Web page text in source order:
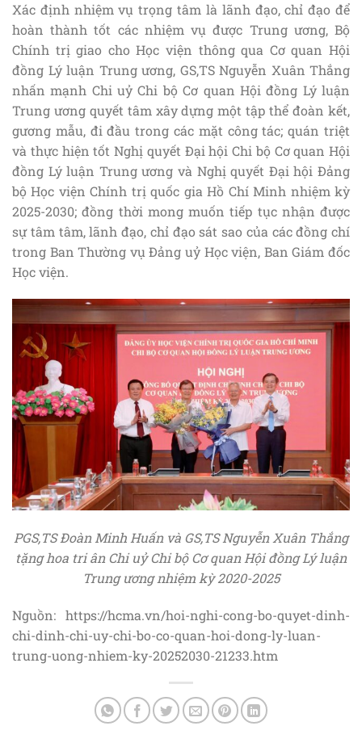
Xác định nhiệm vụ trọng tâm là lãnh đạo, chỉ đạo để
hoàn thành tốt các nhiệm vụ được Trung ương, Bộ
Chính trị giao cho Học viện thông qua Cơ quan Hội
đồng Lý luận Trung ương, GS,TS Nguyễn Xuân Thắng
nhấn mạnh Chi uỷ Chi bộ Cơ quan Hội đồng Lý luận
Trung ương quyết tâm xây dựng một tập thể đoàn kết,
gương mẫu, đi đầu trong các mặt công tác; quán triệt
và thực hiện tốt Nghị quyết Đại hội Chi bộ Cơ quan Hội
đồng Lý luận Trung ương và Nghị quyết Đại hội Đảng
bộ Học viện Chính trị quốc gia Hồ Chí Minh nhiệm kỳ
2025-2030; đồng thời mong muốn tiếp tục nhận được
sự tâm tâm, lãnh đạo, chỉ đạo sát sao của các đồng chí
trong Ban Thường vụ Đảng uỷ Học viện, Ban Giám đốc
Học viện.
PGS,TS Đoàn Minh Huấn và GS,TS Nguyễn Xuân Thắng
tặng hoa tri ân Chi uỷ Chi bộ Cơ quan Hội đồng Lý luận
Trung ương nhiệm kỳ 2020-2025
Nguồn: https://hcma.vn/hoi-nghi-cong-bo-quyet-dinh-
chi-dinh-chi-uy-chi-bo-co-quan-hoi-dong-ly-luan-
trung-uong-nhiem-ky-20252030-21233.htm